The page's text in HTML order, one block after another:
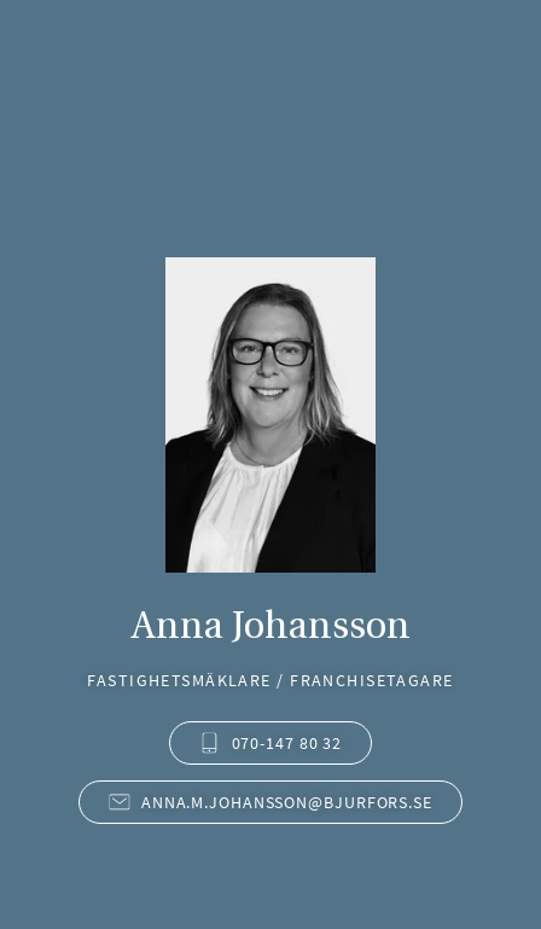
Anna Johansson
FASTIGHETSMÄKLARE / FRANCHISETAGARE
070-147 80 32
ANNA.M.JOHANSSON@BJURFORS.SE